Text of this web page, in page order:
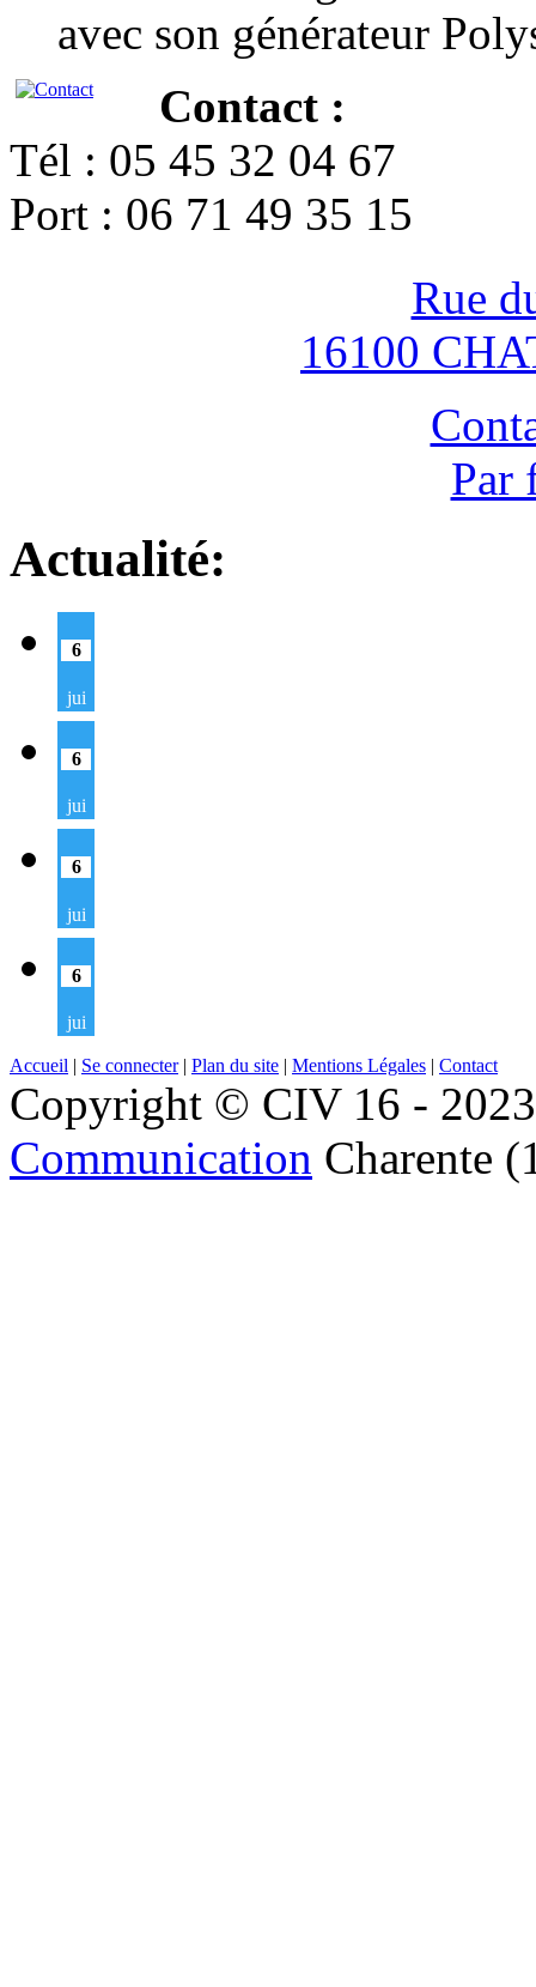
avec son générateur
Contact :
Tél : 05 45 32 04 67
Port : 06 71 49 35 15
Rue
16100
Par
Actualité:
6
jui
6
jui
6
jui
6
jui
Accueil | Se connecter| Plan du site | Mentions Légales | Contact
Copyright © CIV 16 -
Communication Charente